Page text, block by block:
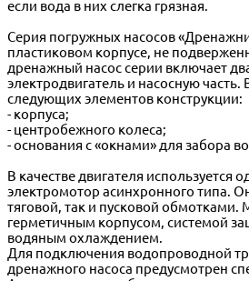
если вода в них слегка грязная.
Серия погружных насосов
пластиковом корпусе, не
дренажный насос серии включает
электродвигатель и насосную часть.
следующих элементов конструкции:
- корпуса;
- центробежного колеса;
- основания с «окнами» для забора
В качестве двигателя используется
электромотор асинхронного типа.
тяговой, так и пусковой обмотками.
герметичным корпусом, системой
водяным охлаждением.
Для подключения водопроводной
дренажного насоса предусмотрен